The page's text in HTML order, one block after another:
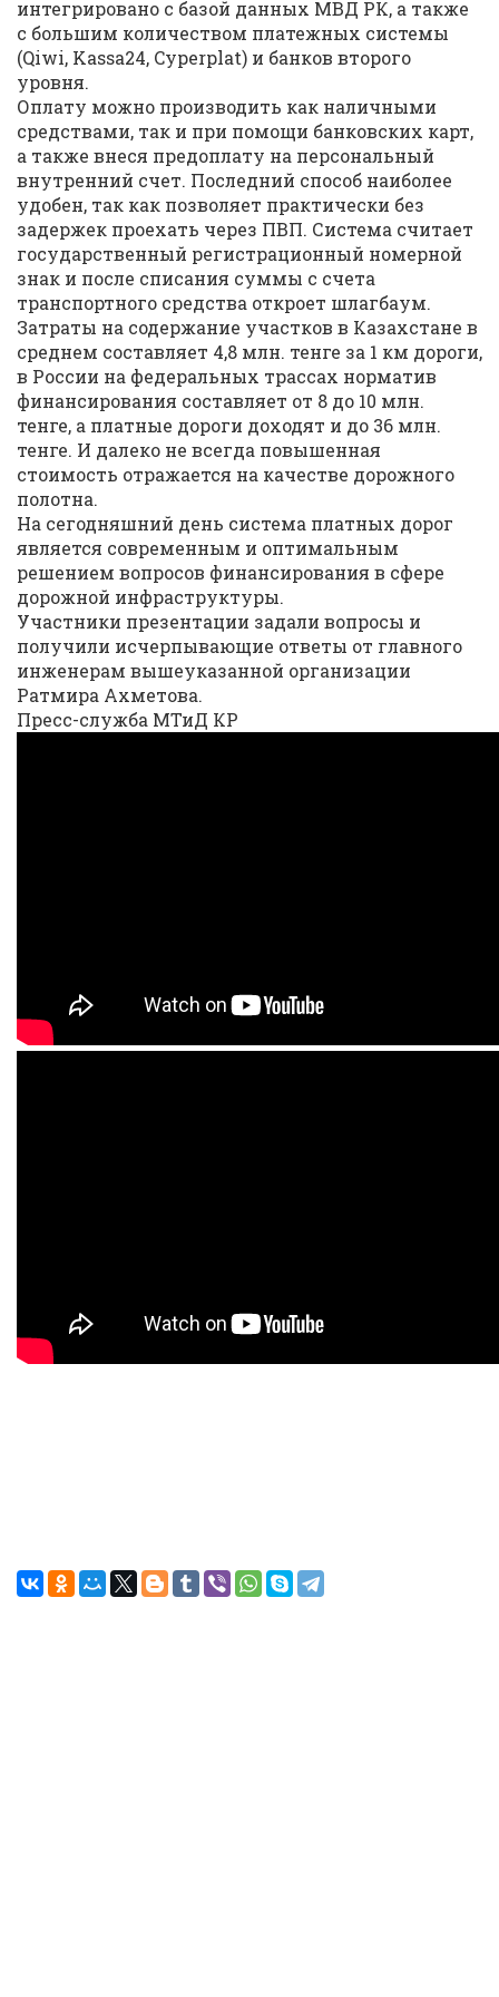
интегрировано с базой данных МВД РК, а также
с большим количеством платежных системы
(Qiwi, Kassa24, Cyperplat) и банков второго
уровня.
Оплату можно производить как наличными
средствами, так и при помощи банковских карт,
а также внеся предоплату на персональный
внутренний счет. Последний способ наиболее
удобен, так как позволяет практически без
задержек проехать через ПВП. Система считает
государственный регистрационный номерной
знак и после списания суммы с счета
транспортного средства откроет шлагбаум.
Затраты на содержание участков в Казахстане в
среднем составляет 4,8 млн. тенге за 1 км дороги,
в России на федеральных трассах норматив
финансирования составляет от 8 до 10 млн.
тенге, а платные дороги доходят и до 36 млн.
тенге. И далеко не всегда повышенная
стоимость отражается на качестве дорожного
полотна.
На сегодняшний день система платных дорог
является современным и оптимальным
решением вопросов финансирования в сфере
дорожной инфраструктуры.
Участники презентации задали вопросы и
получили исчерпывающие ответы от главного
инженерам вышеуказанной организации
Ратмира Ахметова.
Пресс-служба МТиД КР